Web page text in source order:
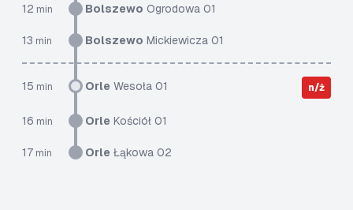
12 min Bolszewo Ogrodowa 01
13 min Bolszewo Mickiewicza 01
15 min Orle Wesoła 01 n/ż
16 min Orle Kościół 01
17 min Orle Łąkowa 02